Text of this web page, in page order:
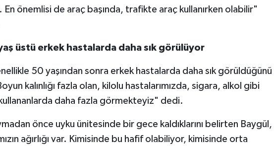
önemlisi de araç başında, trafikte araç kullanırken olabilir"
üstü erkek hastalarda daha sık görülüyor
50 yaşından sonra erkek hastalarda daha sık görüldüğünü
kalınlığı fazla olan, kilolu hastalarımızda, sigara, alkol gibi
daha fazla görmekteyiz" dedi.
önce uyku ünitesinde bir gece kaldıklarını belirten Baygül,
ağırlığı var. Kimisinde bu hafif olabiliyor, kimisinde orta